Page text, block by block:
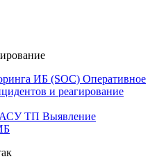
ИБ (SOC) Оперативное
и реагирование
АСУ ТП Выявление